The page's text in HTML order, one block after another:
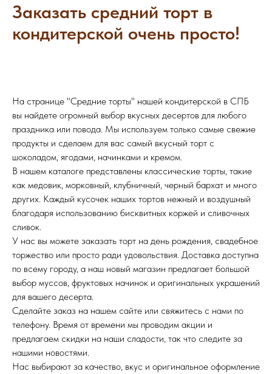
Заказать средний торт в
кондитерской очень просто!
На странице "Средние торты" нашей кондитерской в СПБ
вы найдете огромный выбор вкусных десертов для любого
праздника или повода. Мы используем только самые свежие
продукты и сделаем для вас самый вкусный торт с
шоколадом, ягодами, начинками и кремом.
В нашем каталоге представлены классические торты, такие
как медовик, морковный, клубничный, черный бархат и много
других. Каждый кусочек наших тортов нежный и воздушный
благодаря использованию бисквитных коржей и сливочных
сливок.
У нас вы можете заказать торт на день рождения, свадебное
торжество или просто ради удовольствия. Доставка доступна
по всему городу, а наш новый магазин предлагает большой
выбор муссов, фруктовых начинок и оригинальных украшений
для вашего десерта.
Сделайте заказ на нашем сайте или свяжитесь с нами по
телефону. Время от времени мы проводим акции и
предлагаем скидки на наши сладости, так что следите за
нашими новостями.
Нас выбирают за качество, вкус и оригинальное оформление